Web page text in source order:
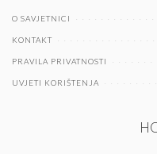
O SAVJETNICI
KONTAKT
PRAVILA PRIVATNOSTI
UVJETI KORIŠTENJA